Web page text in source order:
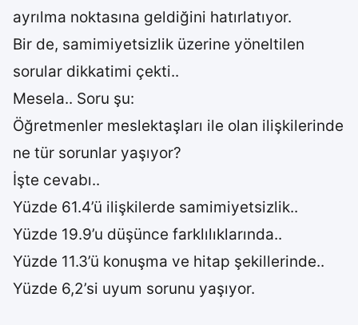
ayrılma noktasına geldiğini hatırlatıyor.
Bir de, samimiyetsizlik üzerine yöneltilen
sorular dikkatimi çekti..
Mesela.. Soru şu:
Öğretmenler meslektaşları ile olan ilişkilerinde
ne tür sorunlar yaşıyor?
İşte cevabı..
Yüzde 61.4’ü ilişkilerde samimiyetsizlik..
Yüzde 19.9’u düşünce farklılıklarında..
Yüzde 11.3’ü konuşma ve hitap şekillerinde..
Yüzde 6,2’si uyum sorunu yaşıyor.